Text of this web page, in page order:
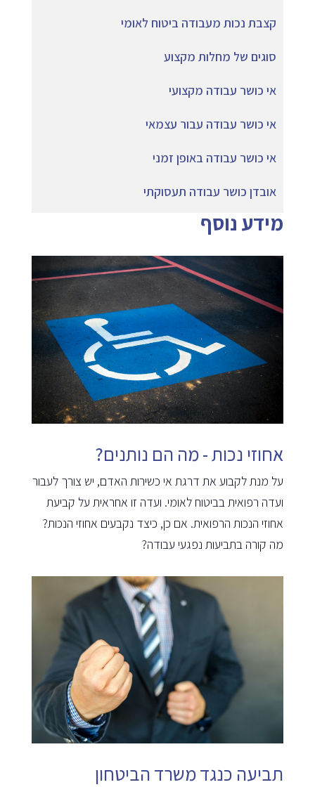
קצבת נכות מעבודה ביטוח לאומי
סוגים של מחלות מקצוע
אי כושר עבודה מקצועי
אי כושר עבודה עבור עצמאי
אי כושר עבודה באופן זמני
אובדן כושר עבודה תעסוקתי
מידע נוסף
אחוזי נכות - מה הם נותנים?
על מנת לקבוע את דרגת אי כשירות האדם, יש צורך לעבור
ועדה רפואית בביטוח לאומי. ועדה זו אחראית על קביעת
אחוזי הנכות הרפואית. אם כן, כיצד נקבעים אחוזי הנכות?
מה קורה בתביעות נפגעי עבודה?
תביעה כנגד משרד הביטחון